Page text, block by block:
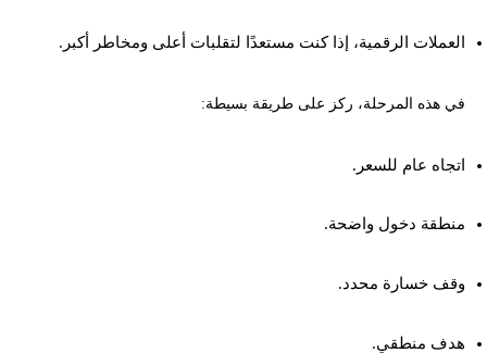
العملات الرقمية، إذا كنت مستعدًا لتقلبات أعلى ومخاطر أكبر.
في هذه المرحلة، ركز على طريقة بسيطة:
اتجاه عام للسعر.
منطقة دخول واضحة.
وقف خسارة محدد.
هدف منطقي.